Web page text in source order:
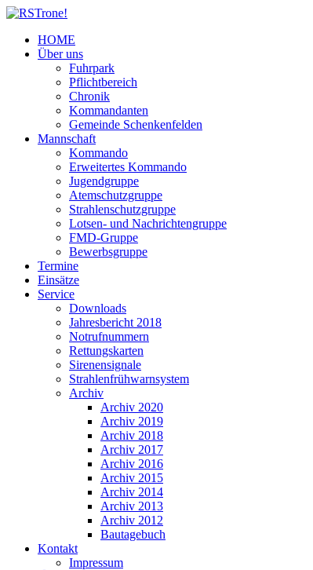
HOME
Über uns
Fuhrpark
Pflichtbereich
Chronik
Kommandanten
Gemeinde Schenkenfelden
Mannschaft
Kommando
Erweitertes Kommando
Jugendgruppe
Atemschutzgruppe
Strahlenschutzgruppe
Lotsen- und Nachrichtengruppe
FMD-Gruppe
Bewerbsgruppe
Termine
Einsätze
Service
Downloads
Jahresbericht 2018
Notrufnummern
Rettungskarten
Sirenensignale
Strahlenfrühwarnsystem
Archiv
Archiv 2020
Archiv 2019
Archiv 2018
Archiv 2017
Archiv 2016
Archiv 2015
Archiv 2014
Archiv 2013
Archiv 2012
Bautagebuch
Kontakt
Impressum